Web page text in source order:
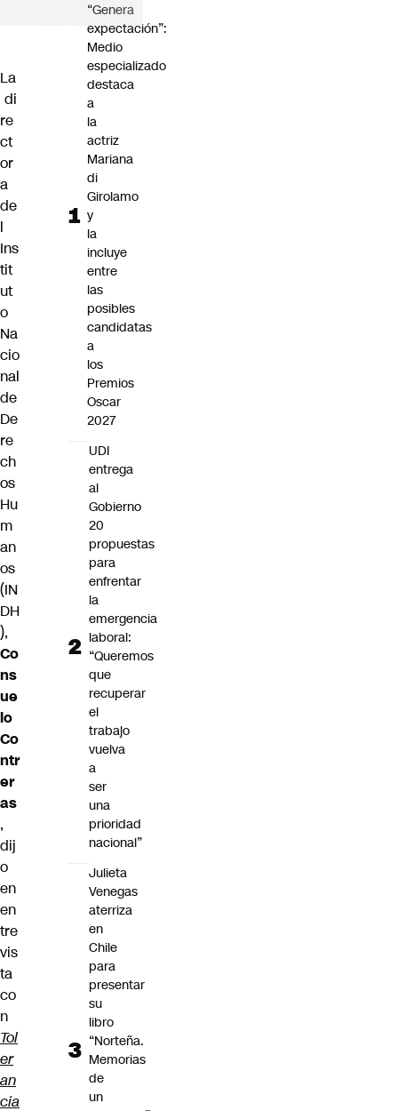
La
di
re
ct
or
a
de
l
Ins
tit
ut
o
Na
cio
nal
de
De
re
ch
os
Hu
m
an
os
(IN
DH
),
Co
ns
ue
lo
Co
ntr
er
as
,
dij
o
en
en
tre
vis
ta
co
n
Tol
er
an
cia
“Genera
expectación”:
Medio
especializado
destaca
a
la
actriz
Mariana
di
Girolamo
y
la
incluye
entre
las
posibles
candidatas
a
los
Premios
Oscar
2027
UDI
entrega
al
Gobierno
20
propuestas
para
enfrentar
la
emergencia
laboral:
“Queremos
que
recuperar
el
trabajo
vuelva
a
ser
una
prioridad
nacional”
Julieta
Venegas
aterriza
en
Chile
para
presentar
su
libro
“Norteña.
Memorias
de
un